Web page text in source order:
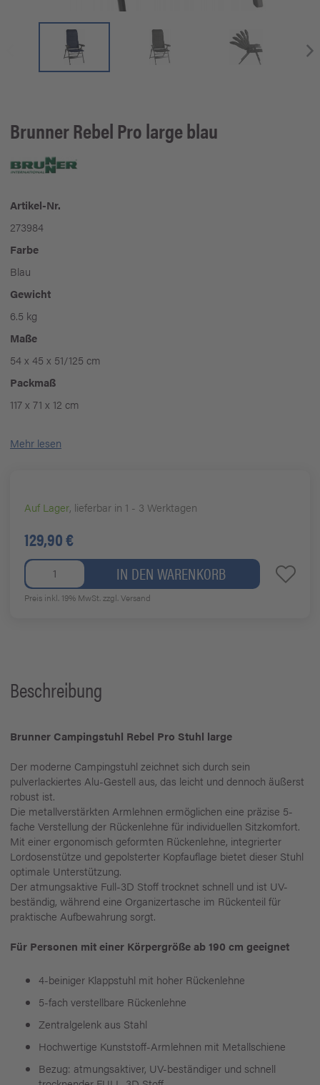
BrunnerRebel Pro large blau
Artikel-Nr.
273984
Farbe
Blau
Gewicht
6.5 kg
Maße
54 x 45 x 51/125 cm
Packmaß
117 x 71 x 12 cm
Mehr lesen
Auf Lager, lieferbar in 1 - 3 Werktagen
129,90 €
IN DEN WARENKORB
Preis inkl. 19% MwSt.zzgl. Versand
Beschreibung
Brunner Campingstuhl Rebel Pro Stuhl large
Der moderne Campingstuhl zeichnet sich durch sein
pulverlackiertes Alu-Gestell aus, das leicht und dennoch äußerst
robust ist.
Die metallverstärkten Armlehnen ermöglichen eine präzise 5-
fache Verstellung der Rückenlehne für individuellen Sitzkomfort.
Mit einer ergonomisch geformten Rückenlehne, integrierter
Lordosenstütze und gepolsterter Kopfauflage bietet dieser Stuhl
optimale Unterstützung.
Der atmungsaktive Full-3D Stoff trocknet schnell und ist UV-
beständig, während eine Organizertasche im Rückenteil für
praktische Aufbewahrung sorgt.
Für Personen mit einer Körpergröße ab 190 cm geeignet
4-beiniger Klappstuhl mit hoher Rückenlehne
5-fach verstellbare Rückenlehne
Zentralgelenk aus Stahl
Hochwertige Kunststoff-Armlehnen mit Metallschiene
Bezug: atmungsaktiver, UV-beständiger und schnell